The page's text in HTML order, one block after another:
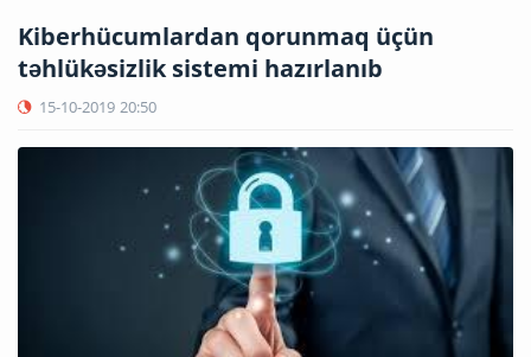
Kiberhücumlardan qorunmaq üçün
təhlükəsizlik sistemi hazırlanıb
15-10-2019 20:50